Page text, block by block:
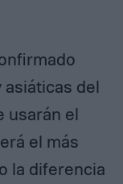
asiáticas del
usarán el
el más
la diferencia